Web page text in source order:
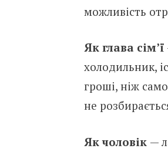
можливість
Як глава сім’ї
холодильник,
гроші, ніж
не
Як чоловік —